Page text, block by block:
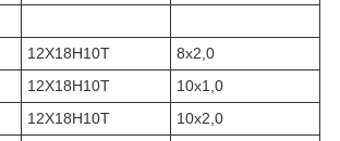
12Х18Н10Т
8х2,0
12Х18Н10Т
10х1,0
12Х18Н10Т
10х2,0